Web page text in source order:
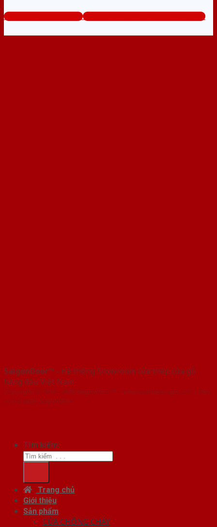
www.cuathepcuago.com Tổng đài tư vấn miễn phí: 0824.400.400
SaigonDoor™ - Hệ thống Showroom cửa thép cửa gỗ
hàng đầu Việt Nam
Copyright ⓒ 2016 – 2026 SaigonDoor™ - www.cuathepcuago.com | Đơn
vị chủ quản SaigonDoor
Tìm kiếm:
Trang chủ
Giới thiệu
Sản phẩm
CỬA CHỐNG CHÁY